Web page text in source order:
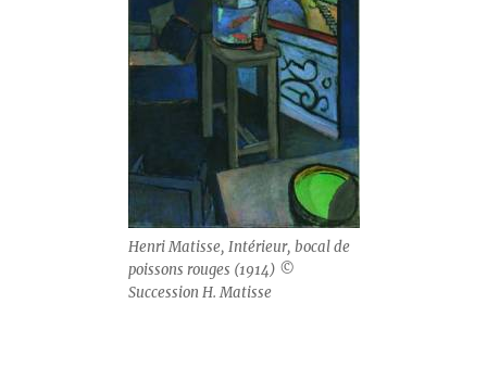
Henri Matisse, Intérieur, bocal de
poissons rouges (1914) ©
Succession H. Matisse